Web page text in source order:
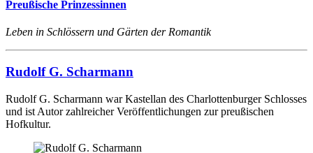
Preußische Prinzessinnen
Leben in Schlössern und Gärten der Romantik
Rudolf G. Scharmann
Rudolf G. Scharmann war Kastellan des Charlottenburger Schlosses
und ist Autor zahlreicher Veröffentlichungen zur preußischen
Hofkultur.